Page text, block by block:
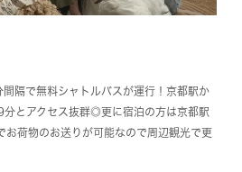
間隔で無料シャトルバスが運行！京都駅か
分とアクセス抜群◎更に宿泊の方は京都駅
お荷物のお送りが可能なので周辺観光で更